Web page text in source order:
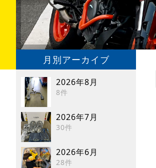
月別アーカイブ
2026年8月
8件
2026年7月
30件
2026年6月
28件